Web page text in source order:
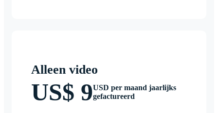
Alleen video
US$ 9USD per maand jaarlijks
gefactureerd